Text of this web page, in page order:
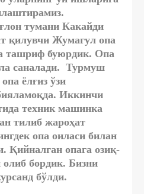
тумани Какайди
қилувчи Жумагул опа
ташриф буюрдик. Опа
саналади. Турмуш
ёлғиз ўзи
Иккинчи
техник машинка
тилиб жароҳат
опа оиласи билан
Қийналган опага озиқ-
олиб бордик. Бизни
бўлди.